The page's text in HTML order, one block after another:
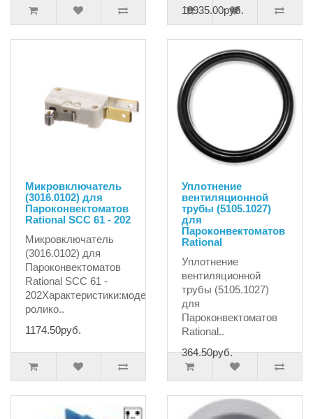
10935.00руб.
Микровключатель
(3016.0102) для
Пароконвектоматов
Rational SCC 61 - 202
Микровключатель
(3016.0102) для
Пароконвектоматов
Rational SCC 61 -
202Характеристики:модельс
ролико..
1174.50руб.
Уплотнение
вентиляционной
трубы (5105.1027)
для
Пароконвектоматов
Rational
Уплотнение
вентиляционной
трубы (5105.1027)
для
Пароконвектоматов
Rational..
364.50руб.